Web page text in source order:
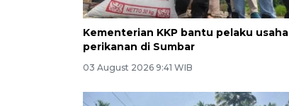
Kementerian KKP bantu pelaku usaha
perikanan di Sumbar
03 August 2026 9:41 WIB